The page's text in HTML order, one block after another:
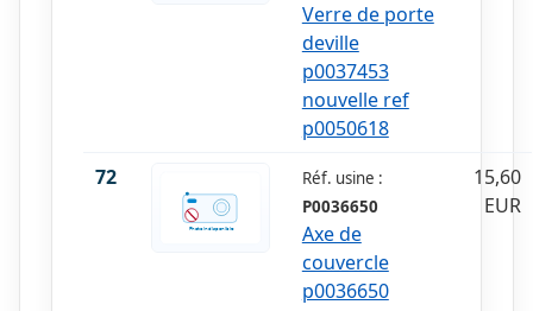
Verre de porte
deville
p0037453
nouvelle ref
p0050618
72
Réf. usine :
P0036650
Axe de
couvercle
p0036650
15,60
EUR